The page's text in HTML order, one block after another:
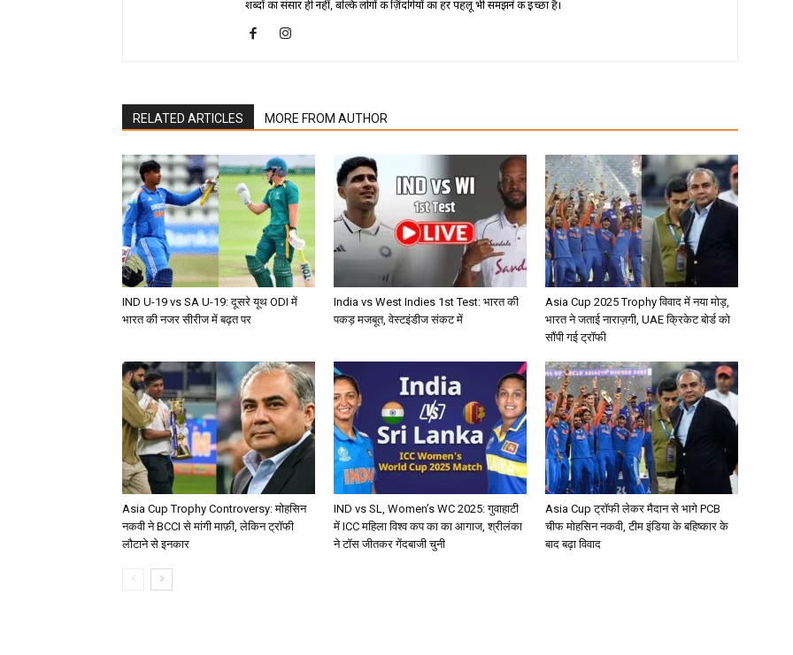
शब्दों का संसार ही नहीं, बल्कि लोगों की ज़िंदगियों का हर पहलू भी समझने की इच्छा है।
RELATED ARTICLES MORE FROM AUTHOR
IND U-19 vs SA U-19: दूसरे यूथ ODI में
भारत की नजर सीरीज में बढ़त पर
India vs West Indies 1st Test: भारत की
पकड़ मजबूत, वेस्टइंडीज संकट में
Asia Cup 2025 Trophy विवाद में नया मोड़,
भारत ने जताई नाराज़गी, UAE क्रिकेट बोर्ड को
सौंपी गई ट्रॉफी
Asia Cup Trophy Controversy: मोहसिन
नकवी ने BCCI से मांगी माफ़ी, लेकिन ट्रॉफी
लौटाने से इनकार
IND vs SL, Women’s WC 2025: गुवाहाटी
में ICC महिला विश्व कप का का आगाज, श्रीलंका
ने टॉस जीतकर गेंदबाजी चुनी
Asia Cup ट्रॉफी लेकर मैदान से भागे PCB
चीफ मोहसिन नकवी, टीम इंडिया के बहिष्कार के
बाद बढ़ा विवाद